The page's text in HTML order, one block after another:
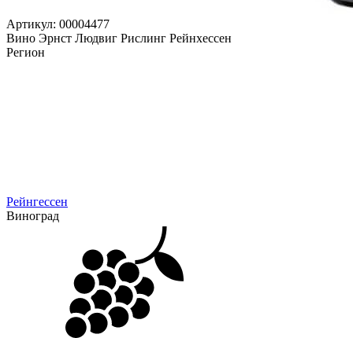
Артикул: 00004477
Вино Эрнст Людвиг Рислинг Рейнхессен
Регион
Рейнгессен
Виноград